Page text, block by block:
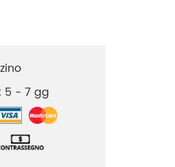
5 - 7 gg